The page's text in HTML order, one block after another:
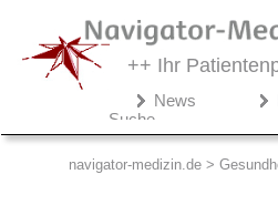
++ Ihr
News
Suche
navigator-medizin.de >
Navigator-
▾
Gesundheitsthemen